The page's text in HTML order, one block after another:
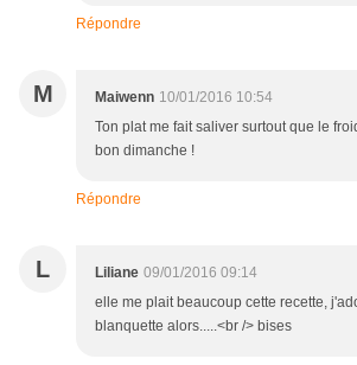
Répondre
M Maiwenn 10/01/2016 10:54
Ton plat me fait saliver surtout que le
bon dimanche !
Répondre
L Liliane 09/01/2016 09:14
elle me plait beaucoup cette recette,
blanquette alors.....<br /> bises